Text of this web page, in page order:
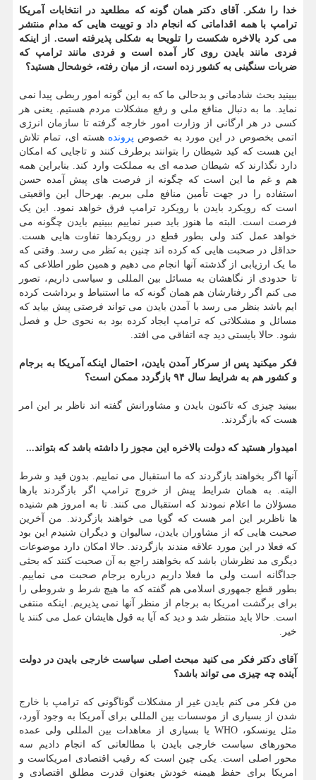
خدا را شکر. آقای دکتر همان گونه که مطلعید در انتخابات آمریکا
ترامپ با همه اقداماتی که انجام داد و توییت هایی که مدام منتشر
می کرد بالاخره شکست را تلویحا به شکلی پذیرفته است. از اینکه
فردی مانند بایدن روی کار آمده است و فردی مانند ترامپ که
ضربات سنگینی به کشور زده است، از میان رفته، خوشحال هستید؟
ببینید بحث شادمانی و بدحالی ما که به این گونه امور ربطی پیدا نمی
نماید. ما به دنبال منافع ملی و رفع مشکلات مردم هستیم. یعنی هر
کسی در هر ارگانی از وزارت امور خارجه گرفته تا سازمان انرژی
اتمی بخصوص در این مورد به خصوص پرونده هسته ای، تمام تلاش
این هست که کید شیطان را بتوانند برطرف کنند و تاجایی که امکان
دارد نگذارند که شیطان صدمه ای به مملکت وارد کند. بنابراین همه
هم و غم ما این است که چگونه از فرصت های پیش آمده حسن
استفاده را در جهت تأمین منافع ملی ببریم. بهرحال این واقعیتی
است که رویکرد بایدن با رویکرد ترامپ فرق خواهد نمود. این یک
فرصت است. البته ما هنوز باید صبر نماییم ببینیم بایدن چگونه می
خواهد عمل کند ولی بطور قطع در رویکردها تفاوت هایی هست.
حداقل در صحبت هایی که کرده اند چنین به نَظر می رسد. وقتی که
ما یک ارزیابی از گذشته آنها انجام می دهیم و همین طور اطلاعی که
تا حدودی از نگاهشان به مسائل بین المللی و سیاسی داریم، تصور
می کنم اگر رفتارشان هم همان گونه که ما استنباط و برداشت کرده
ایم باشد بنظر می رسد با آمدن بایدن می تواند فرصتی پیش بیاید که
مسائل و مشکلاتی که ترامپ ایجاد کرده بود به نحوی حل و فصل
شود. حالا بایستی دید چه اتفاقی می افتد.
فکر میکنید پس از سرکار آمدن بایدن، احتمال اینکه آمریکا به برجام
و کشور هم به شرایط سال ۹۴ بازگردد ممکن است؟
ببینید چیزی که تاکنون بایدن و مشاورانش گفته اند ناظر بر این امر
هست که بازگردند.
امیدوار هستید که دولت بالاخره این مجوز را داشته باشد که بتواند...
آنها اگر بخواهند بازگردند که ما استقبال می نماییم. بدون قید و شرط
البته. به همان شرایط پیش از خروج ترامپ اگر بازگردند بارها
مسؤلان ما اعلام نمودند که استقبال می کنند. تا به امروز هم شنیده
ها ناظربر این امر هست که گویا می خواهند بازگردند. من آخرین
صحبت هایی که از مشاوران بایدن، سالیوان و دیگران شنیدم این بود
که فعلا در این مورد علاقه مندند بازگردند. حالا امکان دارد موضوعات
دیگری مد نظرشان باشد که بخواهند راجع به آن صحبت کنند که بحثی
جداگانه است ولی ما فعلا داریم درباره برجام صحبت می نماییم.
بطور قطع جمهوری اسلامی هم گفته که ما هیچ شرط و شروطی را
برای برگشت امریکا به برجام از منظر آنها نمی پذیریم. اینکه منتفی
است. حالا باید منتظر شد و دید که آیا به قول هایشان عمل می کنند یا
خیر.
آقای دکتر فکر می کنید مبحث اصلی سیاست خارجی بایدن در دولت
آینده چه چیزی می تواند باشد؟
من فکر می کنم بایدن غیر از مشکلات گوناگونی که ترامپ با خارج
شدن از بسیاری از موسسات بین المللی برای آمریکا به وجود آورد،
مثل یونسکو، WHO یا بسیاری از معاهدات بین المللی ولی عمده
محورهای سیاست خارجی بایدن با مطالعاتی که انجام دادیم سه
محور اصلی است. یکی چین است که رقیب اقتصادی امریکاست و
امریکا برای حفظ هیمنه خودش بعنوان قدرت مطلق اقتصادی و